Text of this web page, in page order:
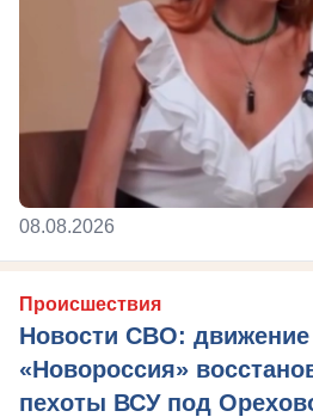
08.08.2026
Происшествия
Новости СВО: движение
«Новороссия»
пехоты ВСУ под